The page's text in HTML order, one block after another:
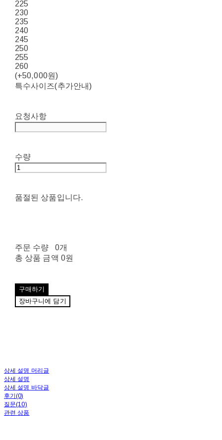
225
230
235
240
245
250
255
260
(+50,000원)
특수사이즈(추가안내)
요청사항
수량
품절된 상품입니다.
주문 수량
0개
총 상품 금액 0원
구매하기
장바구니에 담기
상세 설명 머리글
상세 설명
상세 설명 바닥글
후기(0)
질문(10)
관련 상품